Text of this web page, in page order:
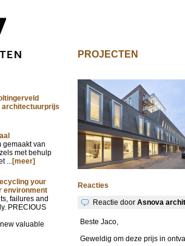
PROJECTEN
architectuurprijs
gemaakt van
met behulp
...[meer]
your
environment
failures and
PRECIOUS
valuable
Reacties
Reactie door Asnova
Beste Jaco,
Geweldig om deze prijs in